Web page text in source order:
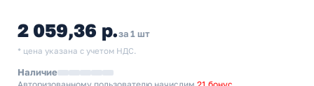
2 059,36 р.за 1 шт
* цена указана с учетом НДС.
Наличие